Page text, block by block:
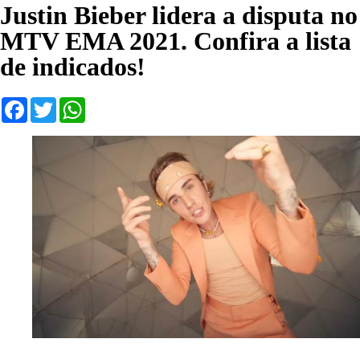
Justin Bieber lidera a disputa no
MTV EMA 2021. Confira a lista
de indicados!
Facebook
Twitter